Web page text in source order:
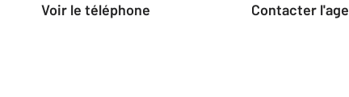
voir le téléphone Contacter